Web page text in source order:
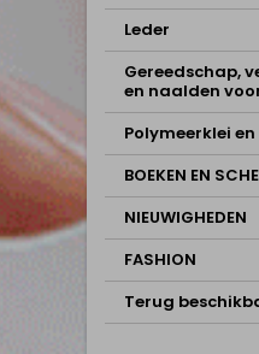
Leder
Gereedschap,
en naalden
Polymeerklei
BOEKEN EN
NIEUWIGHEDEN
FASHION
Terug